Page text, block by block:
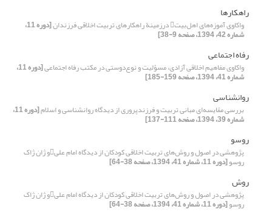
راهکارها
واکاوی آموزه‌های اهل‌بیت در‌زمینة راهکارهای تربیت اخلاقی فرزندان [دوره 11،
شماره 42، 1394، صفحه 9-38]
رفاه اجتماعی
واکاوی مفاهیم اخلاقیِ آزادی، مسؤلیت و نوع‌دوستی در مکتب رفاه اجتماعی [دوره 11،
شماره 41، 1394، صفحه 159-185]
روانشناسی
بررسی مقایسه‌ای مبانی تربیت و فرزند‌پروری از دیدگاه روانشناسی و اسلام [دوره 11،
شماره 39، 1394، صفحه 111-137]
روسو
پژوهشی در اصول و روش‌های تربیت اخلاقی کودکان از دیدگاه امام علیو ژان ژاک
روسو[دوره 11، شماره 41، 1394، صفحه 38-64]
روش
پژوهشی در اصول و روش‌های تربیت اخلاقی کودکان از دیدگاه امام علیو ژان ژاک
روسو[دوره 11، شماره 41، 1394، صفحه 38-64]